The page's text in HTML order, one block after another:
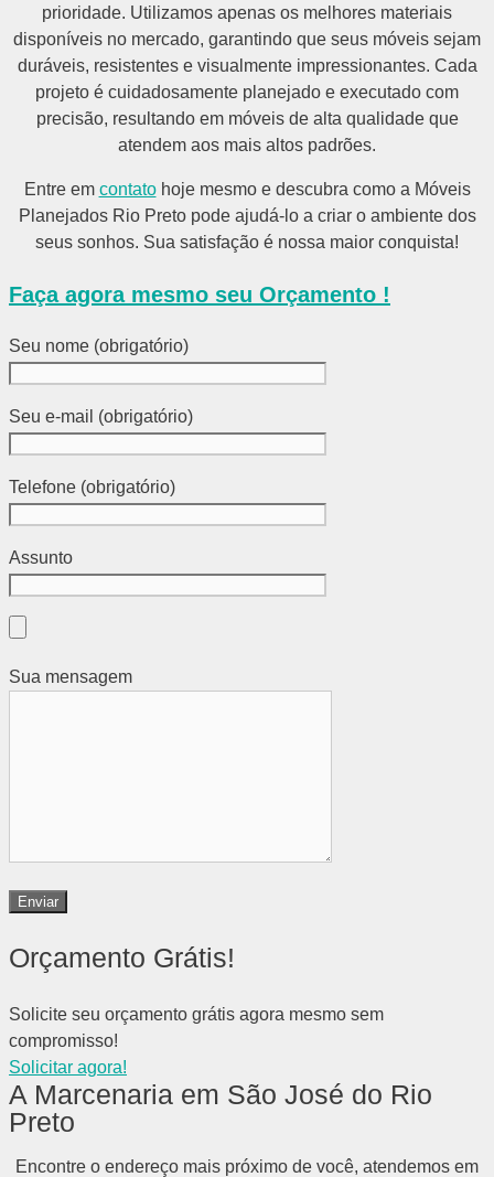
prioridade. Utilizamos apenas os melhores materiais
disponíveis no mercado, garantindo que seus móveis sejam
duráveis, resistentes e visualmente impressionantes. Cada
projeto é cuidadosamente planejado e executado com
precisão, resultando em móveis de alta qualidade que
atendem aos mais altos padrões.
Entre em contatohoje mesmo e descubra como a Móveis
Planejados Rio Preto pode ajudá-lo a criar o ambiente dos
seus sonhos. Sua satisfação é nossa maior conquista!
Faça agora mesmo seu Orçamento !
Seu nome (obrigatório)
Seu e-mail (obrigatório)
Telefone (obrigatório)
Assunto
Sua mensagem
Orçamento Grátis!
Solicite seu orçamento grátis agora mesmo sem
compromisso!
Solicitar agora!
A Marcenaria em São José do Rio
Preto
Encontre o endereço mais próximo de você, atendemos em